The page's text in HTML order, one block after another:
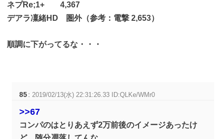
ネプRe;1+ 4,367
デアラ凜緒HD 圏外（参考：電撃 2,653）
順調に下がってるな・・・
85 :2019/02/13(水) 22:31:26.33 ID:QLKe/WMr0
>>67
コンパのはとりあえず2万前後のイメージあったけ